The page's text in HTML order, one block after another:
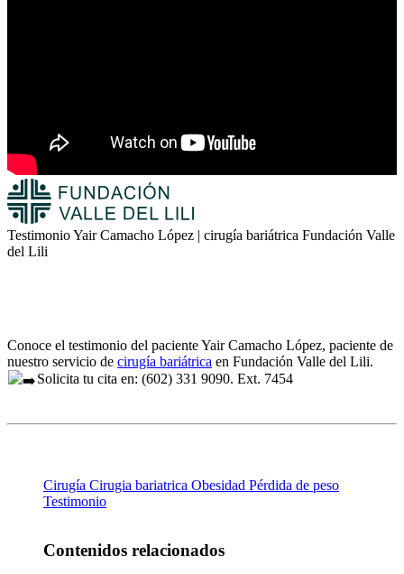
Testimonio Yair Camacho López | cirugía bariátrica Fundación Valle
del Lili
Conoce el testimonio del paciente Yair Camacho López, paciente de
nuestro servicio de cirugía bariátrica en Fundación Valle del Lili.
Solicita tu cita en: (602) 331 9090. Ext. 7454
Cirugía Cirugia bariatrica Obesidad Pérdida de peso
Testimonio
Contenidos relacionados